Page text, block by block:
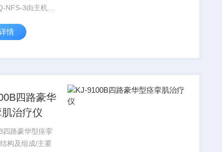
NFS-3由主机、
情
四路豪华
治疗仪
四路豪华型痉挛
构及组成/主要